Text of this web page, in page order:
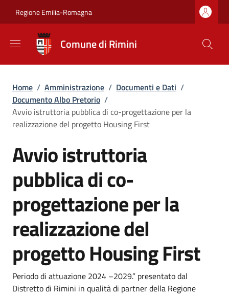
Regione Emilia-Romagna
Comune di Rimini
Briciole di pane
Home / Amministrazione / Documenti e Dati /
Documento Albo Pretorio /
Avvio istruttoria pubblica di co-progettazione per la
realizzazione del progetto Housing First
Avvio istruttoria
pubblica di co-
progettazione per la
realizzazione del
progetto Housing First
Dettagli
Periodo di attuazione 2024 –2029.” presentato dal
Distretto di Rimini in qualità di partner della Regione